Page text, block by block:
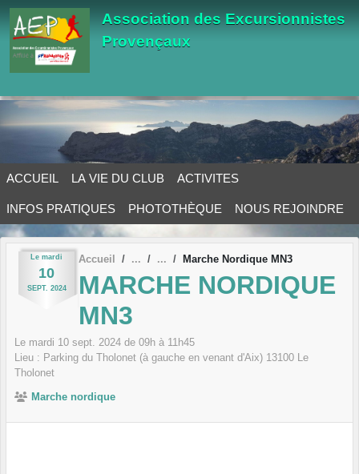
Association des Excursionnistes
Provençaux
ACCUEIL LA VIE DU CLUB ACTIVITES
INFOS PRATIQUES PHOTOTHÈQUE NOUS REJOINDRE
Le mardi
10
SEPT. 2024
Accueil Marche Nordique MN3
MARCHE NORDIQUE
MN3
Le mardi 10 sept. 2024 de 09h à 11h45
Lieu : Parking du Tholonet (à gauche en venant d'Aix) 13100 Le
Tholonet
Marche nordique
Panneau de gestion des cookies